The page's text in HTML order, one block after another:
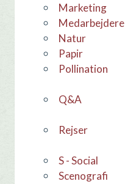
Marketing
medarbejdere
Natur
Papir
Pollination
Q&A
Rejser
S - Social
Scenografi